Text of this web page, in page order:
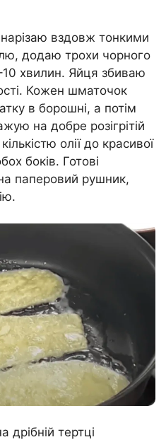
вздовж тонкими
додаю трохи чорного
хвилин. Яйця збиваю
Кожен шматочок
в борошні, а потім
на добре розігрітій
олії до красивої
боків. Готові
паперовий рушник,
тертці